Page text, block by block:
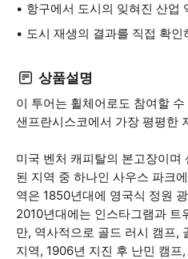
항구에서 도시의 잊혀진 산업
도시 재생의 결과를 직접 확인
상품설명
이 투어는 휠체어로도 참여할
샌프란시스코에서 가장 평평한
미국 벤처 캐피탈의 본고장이며
된 지역 중 하나인 사우스 파크
역은 1850년대에 영국식 정원
2010년대에는 인스타그램과 트
만, 역사적으로 골드 러시 캠프,
지역, 1906년 지진 후 난민 캠